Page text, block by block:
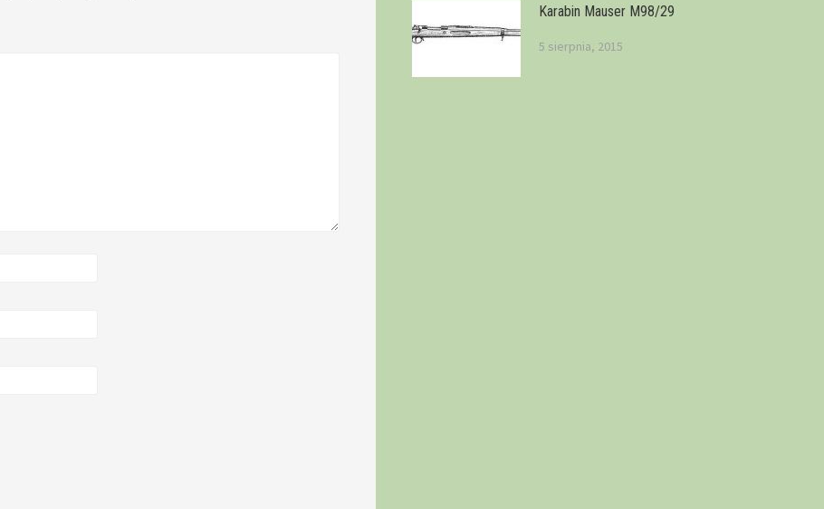
Karabin Mauser M98/29
5 sierpnia, 2015